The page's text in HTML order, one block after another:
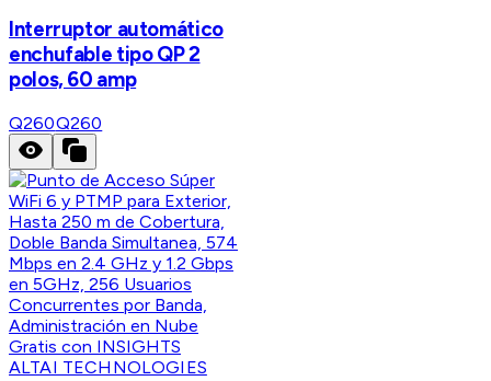
Interruptor automático
enchufable tipo QP 2
polos, 60 amp
Q260Q260
ALTAI TECHNOLOGIES